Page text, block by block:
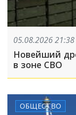
05.08.2026 21:38
Новейший
в зоне СВО
ОБЩЕСТВО